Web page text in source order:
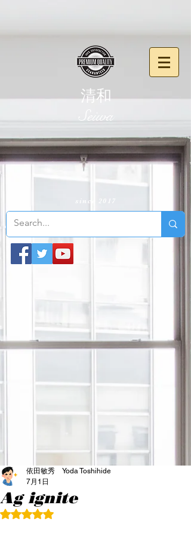
清和
​Seiwa
since 2017
Ag ignite
依田敏秀 Yoda Toshihide
7月1日
5つ星のうちNaNと評価されています。